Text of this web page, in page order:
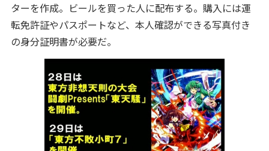
ターを作成。ビールを買った人に配布する。購入には運
転免許証やパスポートなど、本人確認ができる写真付き
の身分証明書が必要だ。